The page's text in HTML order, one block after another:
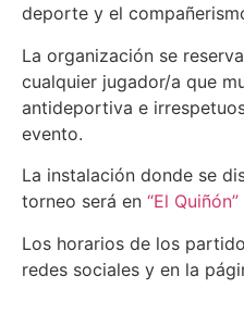
deporte y el
La organización se
cualquier jugador/a que
antideportiva e
evento.
La instalación donde se
torneo será en “El
Los horarios de los
redes sociales y en la